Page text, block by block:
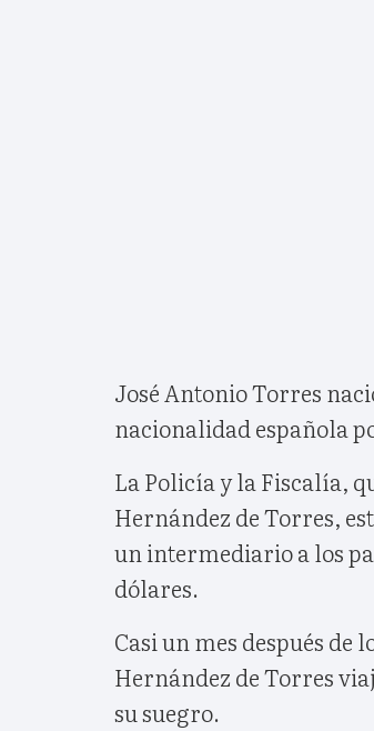
José Antonio Torres
nacionalidad española
La Policía y la Fiscalía,
Hernández de Torres,
un intermediario a los
dólares.
Casi un mes después de
Hernández de Torres
su suegro.